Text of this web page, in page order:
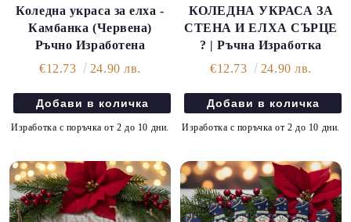
Коледна украса за елха -
Камбанка (Червена)
Ръчно Изработена
€12.73
24.90 лв.
Изработка с поръчка от 2 до 10 дни.
КОЛЕДНА УКРАСА ЗА
СТЕНА И ЕЛХА СЪРЦЕ
? | Ръчна Изработка
€12.73
24.90 лв.
Изработка с поръчка от 2 до 10 дни.